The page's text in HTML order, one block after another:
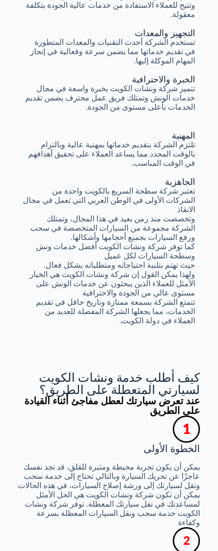
الخبرة والاحترافية
تتميز شركة ونشات الكويت بخبرة واسعة في مجال
خدمات الونش وتمتلك فريق عمل محترف يضمن تقديم
الخدمات بأعلى مستوى من الجودة.
التجهيز والمعدات
تستخدم الشركة أحدث التقنيات والمعدات المتطورة
في تقديم خدماتها مما يضمن سرعة وفعالية في إنجاز
المهام الموكلة إليها.
وتتيح للعملاء الاستفادة من خدمات عالية الجودة بتكلفة
معقولة.
المهنية
تلتزم الشركة بتقديم خدماتها بمهنية عالية وبالتزام
بالوقت المحدد مما يساعد العملاء على تحقيق أهدافهم
في الوقت المناسب.
الجاهزية
تعتبر شركة سطحة السريع بالكويت واحدة من
الشركات الأولى في الوطن العربي التي تعمل في مجال
الانقاذ
وتخصصت منذ زمن بعيد في هذا المجال، وتمتلك
الشركة مجموعة من السيارات المتخصصة في سحب
ورفع السيارات بجميع أحجامها وأشكالها.
كما توفر شركة ونشات الكويت أفضل خدمات ونش
وسطحة السيارات لكل عميل
حيث تهتم بتلبية احتياجاته ومتطلباته بشكل فعال.
ولهذا يمكن القول إن شركة ونشات الكويت هي الخيار
الأمثل للعملاء الذين يبحثون عن خدمات الونش على
مستوى عالي من الجودة والاحترافية
تتمتع الشركة بسمعة ممتازة وتاريخ حافل في تقديم
الخدمات، مما يجعلها الشركة المفضلة للعديد من
العملاء في دولة الكويت.
كيف أطلب خدمة ونشات الكويت
لسيارتي المتعطلة على الطريق؟
عند تعرض سيارتك لعطل مفاجئ أثناء القيادة
على الطريق
الخطوة الأولى
يمكن أن يكون تجربة محبطة ومثيرة للقلق، قد تجد نفسك
عاجزًا عن تحريك السيارة وبالتالي تحتاج إلى خدمة سحب
ونقل لسيارتك إلى ورشة إصلاح السيارات، في هذه الحالات
يمكن أن تكون شركة ونشات الكويت هي الحل الأمثل
لمساعدتك في نقل سيارتك المعطلة. توفر شركة ونشات
الكويت خدمة سحب ونقل السيارات المعطلة بسرعة
وكفاءة